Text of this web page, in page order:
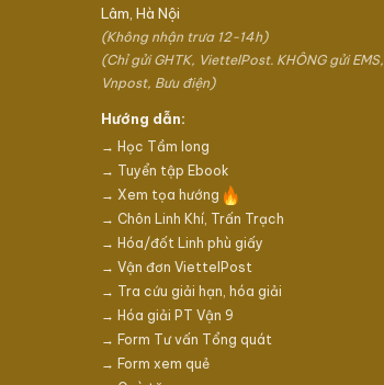
Lâm, Hà Nội
(Không nhận trưa 12-14h)
(Chỉ gửi GHTK, ViettelPost. KHÔNG gửi EMS,
Vnpost, Bưu điện)
Hướng dẫn:
→ Học Tầm long
→ Tuyển tập Ebook
→ Xem tọa hướng
→ Chôn Linh Khí, Trấn Trạch
→ Hóa/đốt Linh phù giấy
→ Vận đơn ViettelPost
→ Tra cứu giải hạn, hóa giải
→ Hóa giải PT Vận 9
→ Form Tư vấn Tổng quát
→ Form xem quẻ